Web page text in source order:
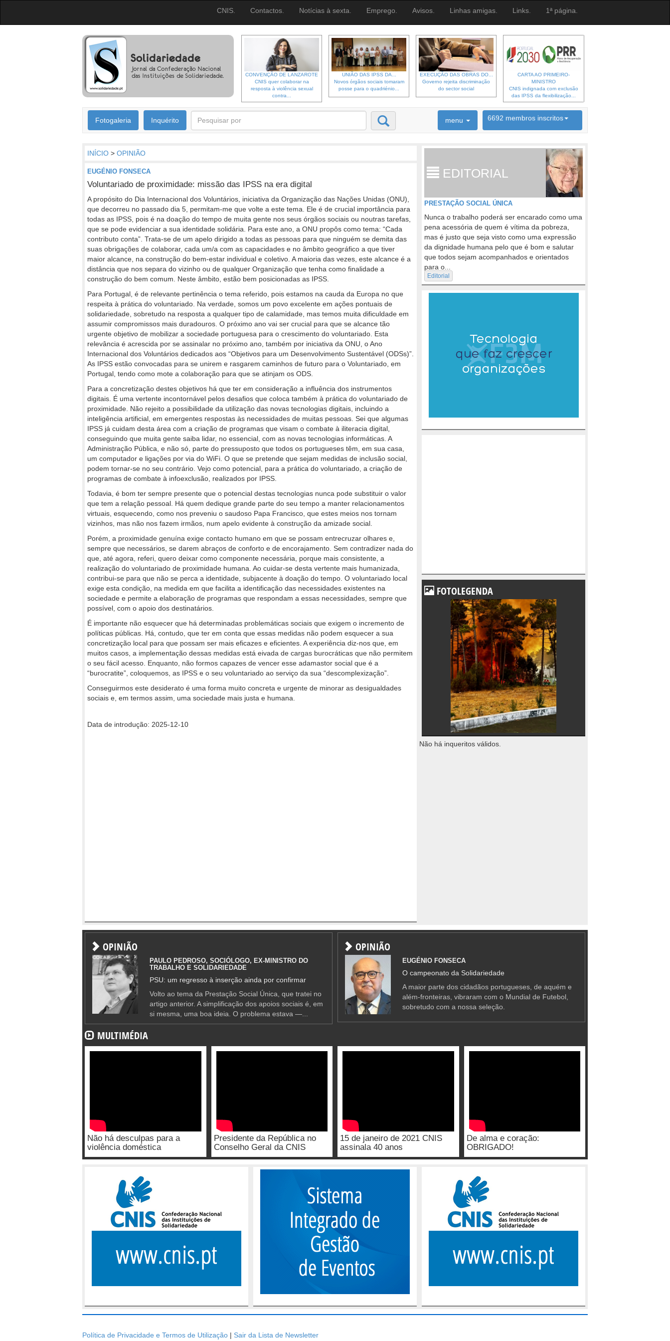
CNIS. Contactos. Notícias à sexta. Emprego. Avisos. Linhas amigas. Links. 1ª página.
CONVENÇÃO DE LANZAROTE
CNIS quer colaborar na
resposta à violência sexual
contra...
UNIÃO DAS IPSS DA...
Novos órgãos sociais tomaram
posse para o quadriénio...
EXECUÇÃO DAS OBRAS DO...
Governo rejeita discriminação
do sector social
CARTA AO PRIMEIRO-
MINISTRO
CNIS indignada com exclusão
das IPSS da flexibilização...
Fotogaleria Inquérito menu 6692 membros inscritos
INÍCIO > OPINIÃO
EUGÉNIO FONSECA
Voluntariado de proximidade: missão das IPSS na era digital
A propósito do Dia Internacional dos Voluntários, iniciativa da Organização das Nações Unidas (ONU),
que decorreu no passado dia 5, permitam-me que volte a este tema. Ele é de crucial importância para
todas as IPSS, pois é na doação do tempo de muita gente nos seus órgãos sociais ou noutras tarefas,
que se pode evidenciar a sua identidade solidária. Para este ano, a ONU propôs como tema: “Cada
contributo conta”. Trata-se de um apelo dirigido a todas as pessoas para que ninguém se demita das
suas obrigações de colaborar, cada um/a com as capacidades e no âmbito geográfico a que tiver
maior alcance, na construção do bem-estar individual e coletivo. A maioria das vezes, este alcance é a
distância que nos separa do vizinho ou de qualquer Organização que tenha como finalidade a
construção do bem comum. Neste âmbito, estão bem posicionadas as IPSS.
Para Portugal, é de relevante pertinência o tema referido, pois estamos na cauda da Europa no que
respeita à prática do voluntariado. Na verdade, somos um povo excelente em ações pontuais de
solidariedade, sobretudo na resposta a qualquer tipo de calamidade, mas temos muita dificuldade em
assumir compromissos mais duradouros. O próximo ano vai ser crucial para que se alcance tão
urgente objetivo de mobilizar a sociedade portuguesa para o crescimento do voluntariado. Esta
relevância é acrescida por se assinalar no próximo ano, também por iniciativa da ONU, o Ano
Internacional dos Voluntários dedicados aos “Objetivos para um Desenvolvimento Sustentável (ODSs)”.
As IPSS estão convocadas para se unirem e rasgarem caminhos de futuro para o Voluntariado, em
Portugal, tendo como mote a colaboração para que se atinjam os ODS.
Para a concretização destes objetivos há que ter em consideração a influência dos instrumentos
digitais. É uma vertente incontornável pelos desafios que coloca também à prática do voluntariado de
proximidade. Não rejeito a possibilidade da utilização das novas tecnologias digitais, incluindo a
inteligência artificial, em emergentes respostas às necessidades de muitas pessoas. Sei que algumas
IPSS já cuidam desta área com a criação de programas que visam o combate à iliteracia digital,
conseguindo que muita gente saiba lidar, no essencial, com as novas tecnologias informáticas. A
Administração Pública, e não só, parte do pressuposto que todos os portugueses têm, em sua casa,
um computador e ligações por via do WiFi. O que se pretende que sejam medidas de inclusão social,
podem tornar-se no seu contrário. Vejo como potencial, para a prática do voluntariado, a criação de
programas de combate à infoexclusão, realizados por IPSS.
Todavia, é bom ter sempre presente que o potencial destas tecnologias nunca pode substituir o valor
que tem a relação pessoal. Há quem dedique grande parte do seu tempo a manter relacionamentos
virtuais, esquecendo, como nos preveniu o saudoso Papa Francisco, que estes meios nos tornam
vizinhos, mas não nos fazem irmãos, num apelo evidente à construção da amizade social.
Porém, a proximidade genuína exige contacto humano em que se possam entrecruzar olhares e,
sempre que necessários, se darem abraços de conforto e de encorajamento. Sem contradizer nada do
que, até agora, referi, quero deixar como componente necessária, porque mais consistente, a
realização do voluntariado de proximidade humana. Ao cuidar-se desta vertente mais humanizada,
contribui-se para que não se perca a identidade, subjacente à doação do tempo. O voluntariado local
exige esta condição, na medida em que facilita a identificação das necessidades existentes na
sociedade e permite a elaboração de programas que respondam a essas necessidades, sempre que
possível, com o apoio dos destinatários.
É importante não esquecer que há determinadas problemáticas sociais que exigem o incremento de
políticas públicas. Há, contudo, que ter em conta que essas medidas não podem esquecer a sua
concretização local para que possam ser mais eficazes e eficientes. A experiência diz-nos que, em
muitos casos, a implementação dessas medidas está eivada de cargas burocráticas que não permitem
o seu fácil acesso. Enquanto, não formos capazes de vencer esse adamastor social que é a
“burocratite”, coloquemos, as IPSS e o seu voluntariado ao serviço da sua “descomplexização”.
Conseguirmos este desiderato é uma forma muito concreta e urgente de minorar as desigualdades
sociais e, em termos assim, uma sociedade mais justa e humana.
Data de introdução: 2025-12-10
EDITORIAL
PRESTAÇÃO SOCIAL ÚNICA
Nunca o trabalho poderá ser encarado como uma
pena acessória de quem é vítima da pobreza,
mas é justo que seja visto como uma expressão
da dignidade humana pelo que é bom e salutar
que todos sejam acompanhados e orientados
para o...
Editorial
FOTOLEGENDA
Não há inqueritos válidos.
OPINIÃO
PAULO PEDROSO, SOCIÓLOGO, EX-MINISTRO DO
TRABALHO E SOLIDARIEDADE
PSU: um regresso à inserção ainda por confirmar
Volto ao tema da Prestação Social Única, que tratei no
artigo anterior. A simplificação dos apoios sociais é, em
si mesma, uma boa ideia. O problema estava —...
OPINIÃO
EUGÉNIO FONSECA
O campeonato da Solidariedade
A maior parte dos cidadãos portugueses, de aquém e
além-fronteiras, vibraram com o Mundial de Futebol,
sobretudo com a nossa seleção.
MULTIMÉDIA
Não há desculpas para a
violência doméstica
Presidente da República no
Conselho Geral da CNIS
15 de janeiro de 2021 CNIS
assinala 40 anos
De alma e coração:
OBRIGADO!
Política de Privacidade e Termos de Utilização | Sair da Lista de Newsletter